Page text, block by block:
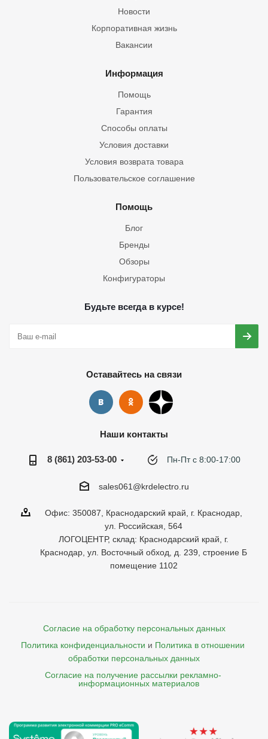
Новости
Корпоративная жизнь
Вакансии
Информация
Помощь
Гарантия
Способы оплаты
Условия доставки
Условия возврата товара
Пользовательское соглашение
Помощь
Блог
Бренды
Обзоры
Конфигураторы
Будьте всегда в курсе!
Оставайтесь на связи
Наши контакты
8 (861) 203-53-00 Пн-Пт с 8:00-17:00
sales061@krdelectro.ru
Офис: 350087, Краснодарский край, г. Краснодар,
ул. Российская, 564
ЛОГОЦЕНТР, склад: Краснодарский край, г.
Краснодар, ул. Восточный обход, д. 239, строение Б
помещение 1102
Согласие на обработку персональных данных
Политика конфиденциальности и Политика в отношении
обработки персональных данных
Согласие на получение рассылки рекламно-
    информационных материалов